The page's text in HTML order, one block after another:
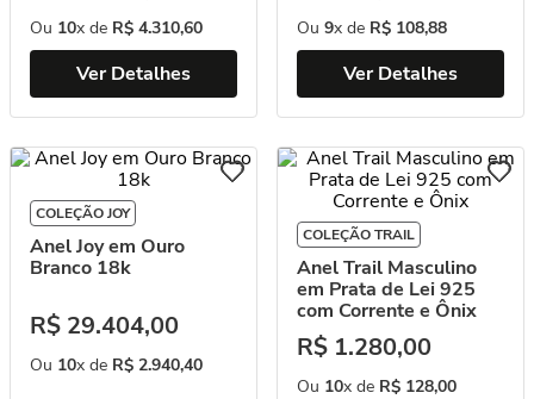
Ou 10x de R$ 4.310,60
Ver Detalhes
Ou 9x de R$ 108,88
Ver Detalhes
COLEÇÃO JOY
Anel Joy em Ouro
Branco 18k
R$ 29.404,00
Ou 10x de R$ 2.940,40
COLEÇÃO TRAIL
Anel Trail Masculino
em Prata de Lei 925
com Corrente e Ônix
R$ 1.280,00
Ou 10x de R$ 128,00